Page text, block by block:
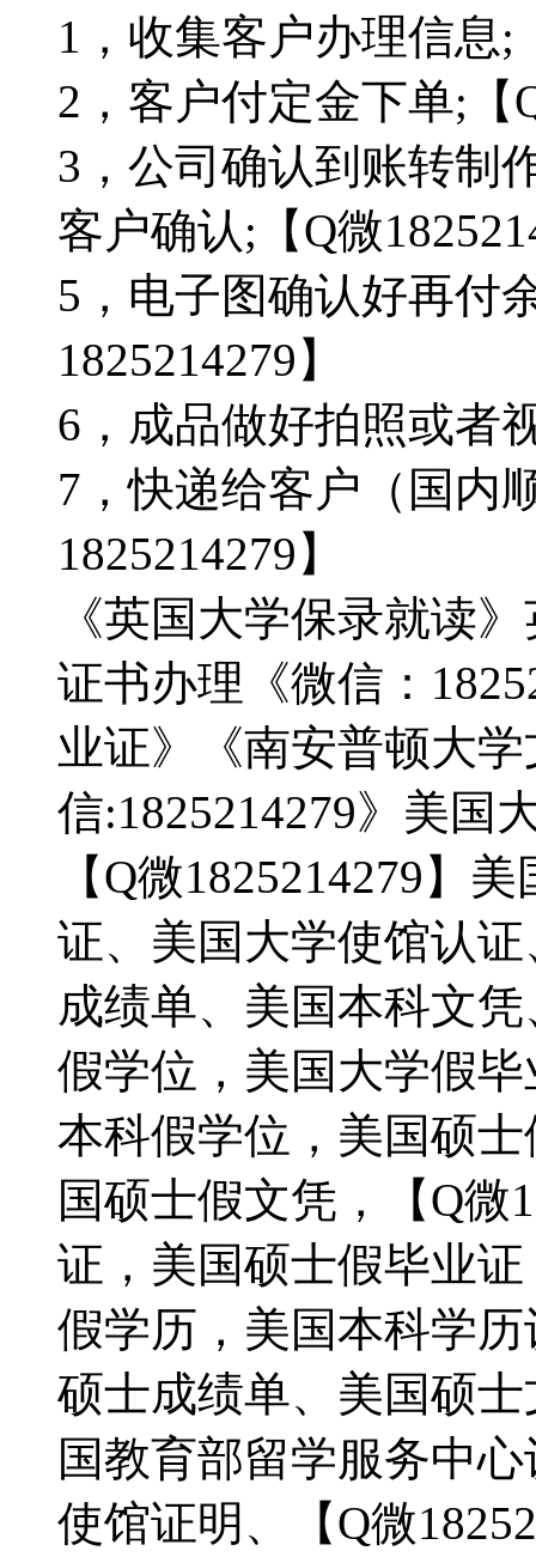
1，收集客户办理信息;
2，客户付定金下单;【
3，公司确认到账转制
客户确认;【Q微
5，电子图确认好再付
1825214279】
6，成品做好拍照或者
7，快递给客户（国内
1825214279】
《英国大学保录就读
证书办理《微信：
业证》《南安普顿大
信:1825214279》美国
【Q微1825214279】
证、美国大学使馆认
成绩单、美国本科文
假学位，美国大学假
本科假学位，美国硕
国硕士假文凭，【Q微
证，美国硕士假毕业
假学历，美国本科学
硕士成绩单、美国硕
国教育部留学服务中
使馆证明、【Q微